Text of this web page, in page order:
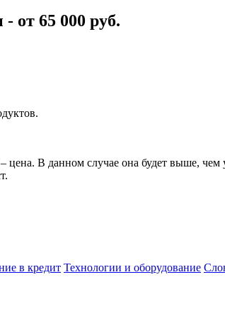
от 65 000 руб.
В данном случае она будет выше,
в кредит Технологии и оборудование